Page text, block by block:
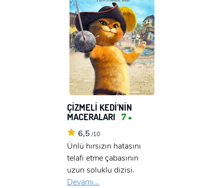
ÇİZMELİ KEDİ’NİN
MACERALARI 7 +
6,5 /10
Ünlü hırsızın hatasını
telafi etme çabasının
uzun soluklu dizisi.
Devamı...